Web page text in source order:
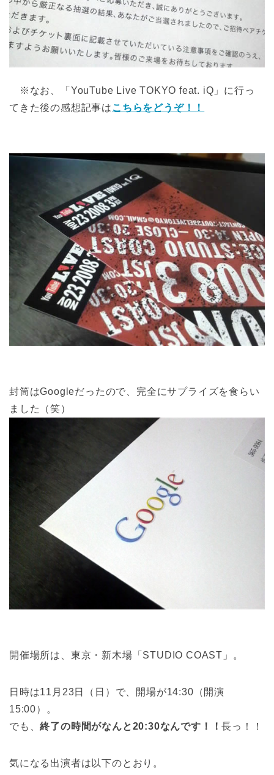
※なお、「YouTube Live TOKYO feat. iQ」に行っ
てきた後の感想記事はこちらをどうぞ！！
封筒はGoogleだったので、完全にサプライズを食らい
ました（笑）
開催場所は、東京・新木場「STUDIO COAST」。
日時は11月23日（日）で、開場が14:30（開演
15:00）。
でも、終了の時間がなんと20:30なんです！！長っ！！
気になる出演者は以下のとおり。